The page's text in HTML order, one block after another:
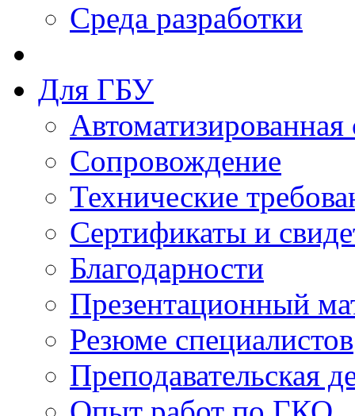
Среда разработки
Для ГБУ
Сопровождение
Технические
Сертификаты и
Благодарности
Презентационный
Резюме специалистов
Преподавательская